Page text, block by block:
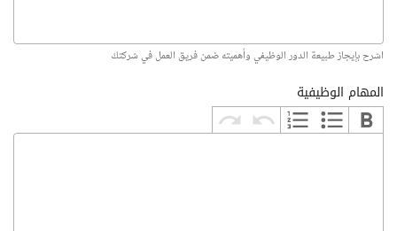
اشرح بإيجاز طبيعة الدور الوظيفي وأهميته ضمن فريق العمل في شركتك
المهام الوظيفية